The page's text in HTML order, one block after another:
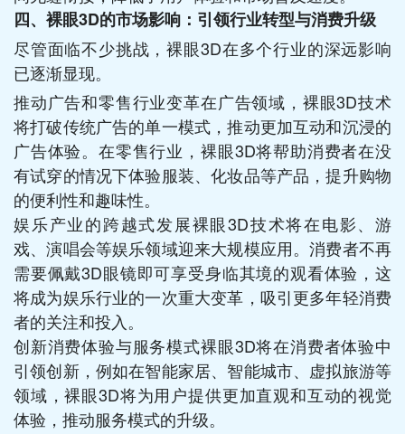
四、裸眼3D的市场影响：引领行业转型与消费升级
尽管面临不少挑战，裸眼3D在多个行业的深远影响
已逐渐显现。
推动广告和零售行业变革在广告领域，裸眼3D技术
将打破传统广告的单一模式，推动更加互动和沉浸的
广告体验。在零售行业，裸眼3D将帮助消费者在没
有试穿的情况下体验服装、化妆品等产品，提升购物
的便利性和趣味性。
娱乐产业的跨越式发展裸眼3D技术将在电影、游
戏、演唱会等娱乐领域迎来大规模应用。消费者不再
需要佩戴3D眼镜即可享受身临其境的观看体验，这
将成为娱乐行业的一次重大变革，吸引更多年轻消费
者的关注和投入。
创新消费体验与服务模式裸眼3D将在消费者体验中
引领创新，例如在智能家居、智能城市、虚拟旅游等
领域，裸眼3D将为用户提供更加直观和互动的视觉
体验，推动服务模式的升级。